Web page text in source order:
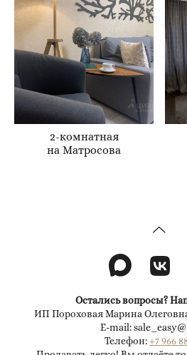
2-комнатная
на Матросова
Остались вопросы?
ИП Пороховая Марина
E-mail:
Телефон:+7 966